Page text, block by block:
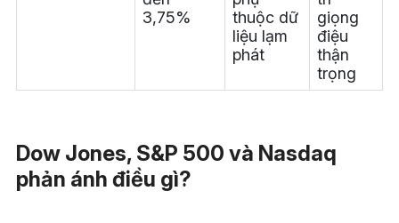
3,75%
thuộc dữ
liệu lạm
phát
giọng
điệu
thận
trọng
Dow Jones, S&P 500 và Nasdaq
phản ánh điều gì?